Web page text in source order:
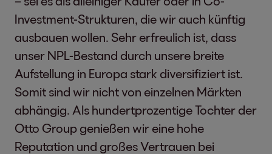
Investment-Strukturen, die wir auch künftig
ausbauen wollen. Sehr erfreulich ist, dass
unser NPL-Bestand durch unsere breite
Aufstellung in Europa stark diversifiziert ist.
Somit sind wir nicht von einzelnen Märkten
abhängig. Als hundertprozentige Tochter der
Otto Group genießen wir eine hohe
Reputation und großes Vertrauen bei